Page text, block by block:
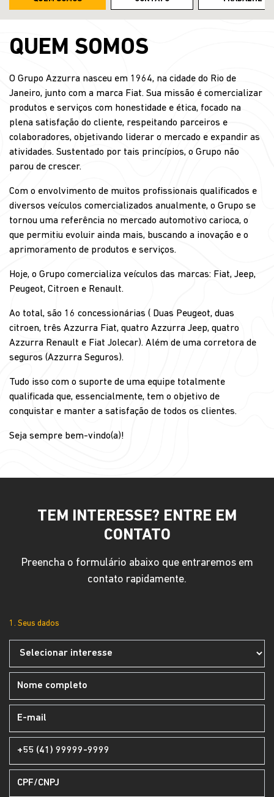
QUEM SOMOS
O Grupo Azzurra nasceu em 1964, na cidade do Rio de
Janeiro, junto com a marca Fiat. Sua missão é comercializar
produtos e serviços com honestidade e ética, focado na
plena satisfação do cliente, respeitando parceiros e
colaboradores, objetivando liderar o mercado e expandir as
atividades. Sustentado por tais princípios, o Grupo não
parou de crescer.
Com o envolvimento de muitos profissionais qualificados e
diversos veículos comercializados anualmente, o Grupo se
tornou uma referência no mercado automotivo carioca, o
que permitiu evoluir ainda mais, buscando a inovação e o
aprimoramento de produtos e serviços.
Hoje, o Grupo comercializa veículos das marcas: Fiat, Jeep,
Peugeot, Citroen e Renault.
Ao total, são 16 concessionárias ( Duas Peugeot, duas
citroen, três Azzurra Fiat, quatro Azzurra Jeep, quatro
Azzurra Renault e Fiat Jolecar). Além de uma corretora de
seguros (Azzurra Seguros).
Tudo isso com o suporte de uma equipe totalmente
qualificada que, essencialmente, tem o objetivo de
conquistar e manter a satisfação de todos os clientes.
Seja sempre bem-vindo(a)!
TEM INTERESSE? ENTRE EM
CONTATO
Preencha o formulário abaixo que entraremos em
contato rapidamente.
1. Seus dados